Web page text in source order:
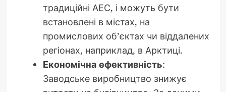
традиційні АЕС, і можуть бути
встановлені в містах, на
промислових об’єктах чи віддалених
регіонах, наприклад, в Арктиці.
Економічна ефективність:
Заводське виробництво знижує